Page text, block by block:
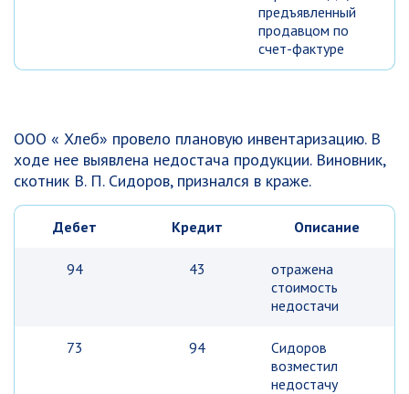
предъявленный
продавцом по
счет-фактуре
ООО « Хлеб» провело плановую инвентаризацию. В
ходе нее выявлена недостача продукции. Виновник,
скотник В. П. Сидоров, признался в краже.
Дебет Кредит Описание
94 43
отражена
стоимость
недостачи
73 94
Сидоров
возместил
недостачу